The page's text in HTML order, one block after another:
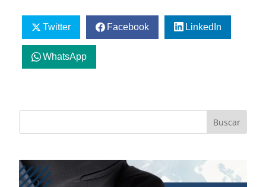
Twitter Facebook LinkedIn
WhatsApp